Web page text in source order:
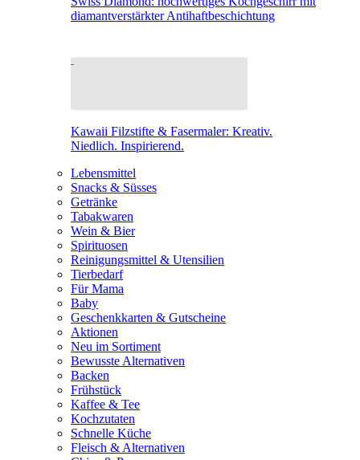
diamantverstärkter Antihaftbeschichtung
Kawaii Filzstifte & Fasermaler: Kreativ.
Niedlich. Inspirierend.
Lebensmittel
Snacks & Süsses
Getränke
Tabakwaren
Wein & Bier
Spirituosen
Reinigungsmittel & Utensilien
Tierbedarf
Für Mama
Baby
Geschenkkarten & Gutscheine
Aktionen
Neu im Sortiment
Bewusste Alternativen
Backen
Frühstück
Kaffee & Tee
Kochzutaten
Schnelle Küche
Fleisch & Alternativen